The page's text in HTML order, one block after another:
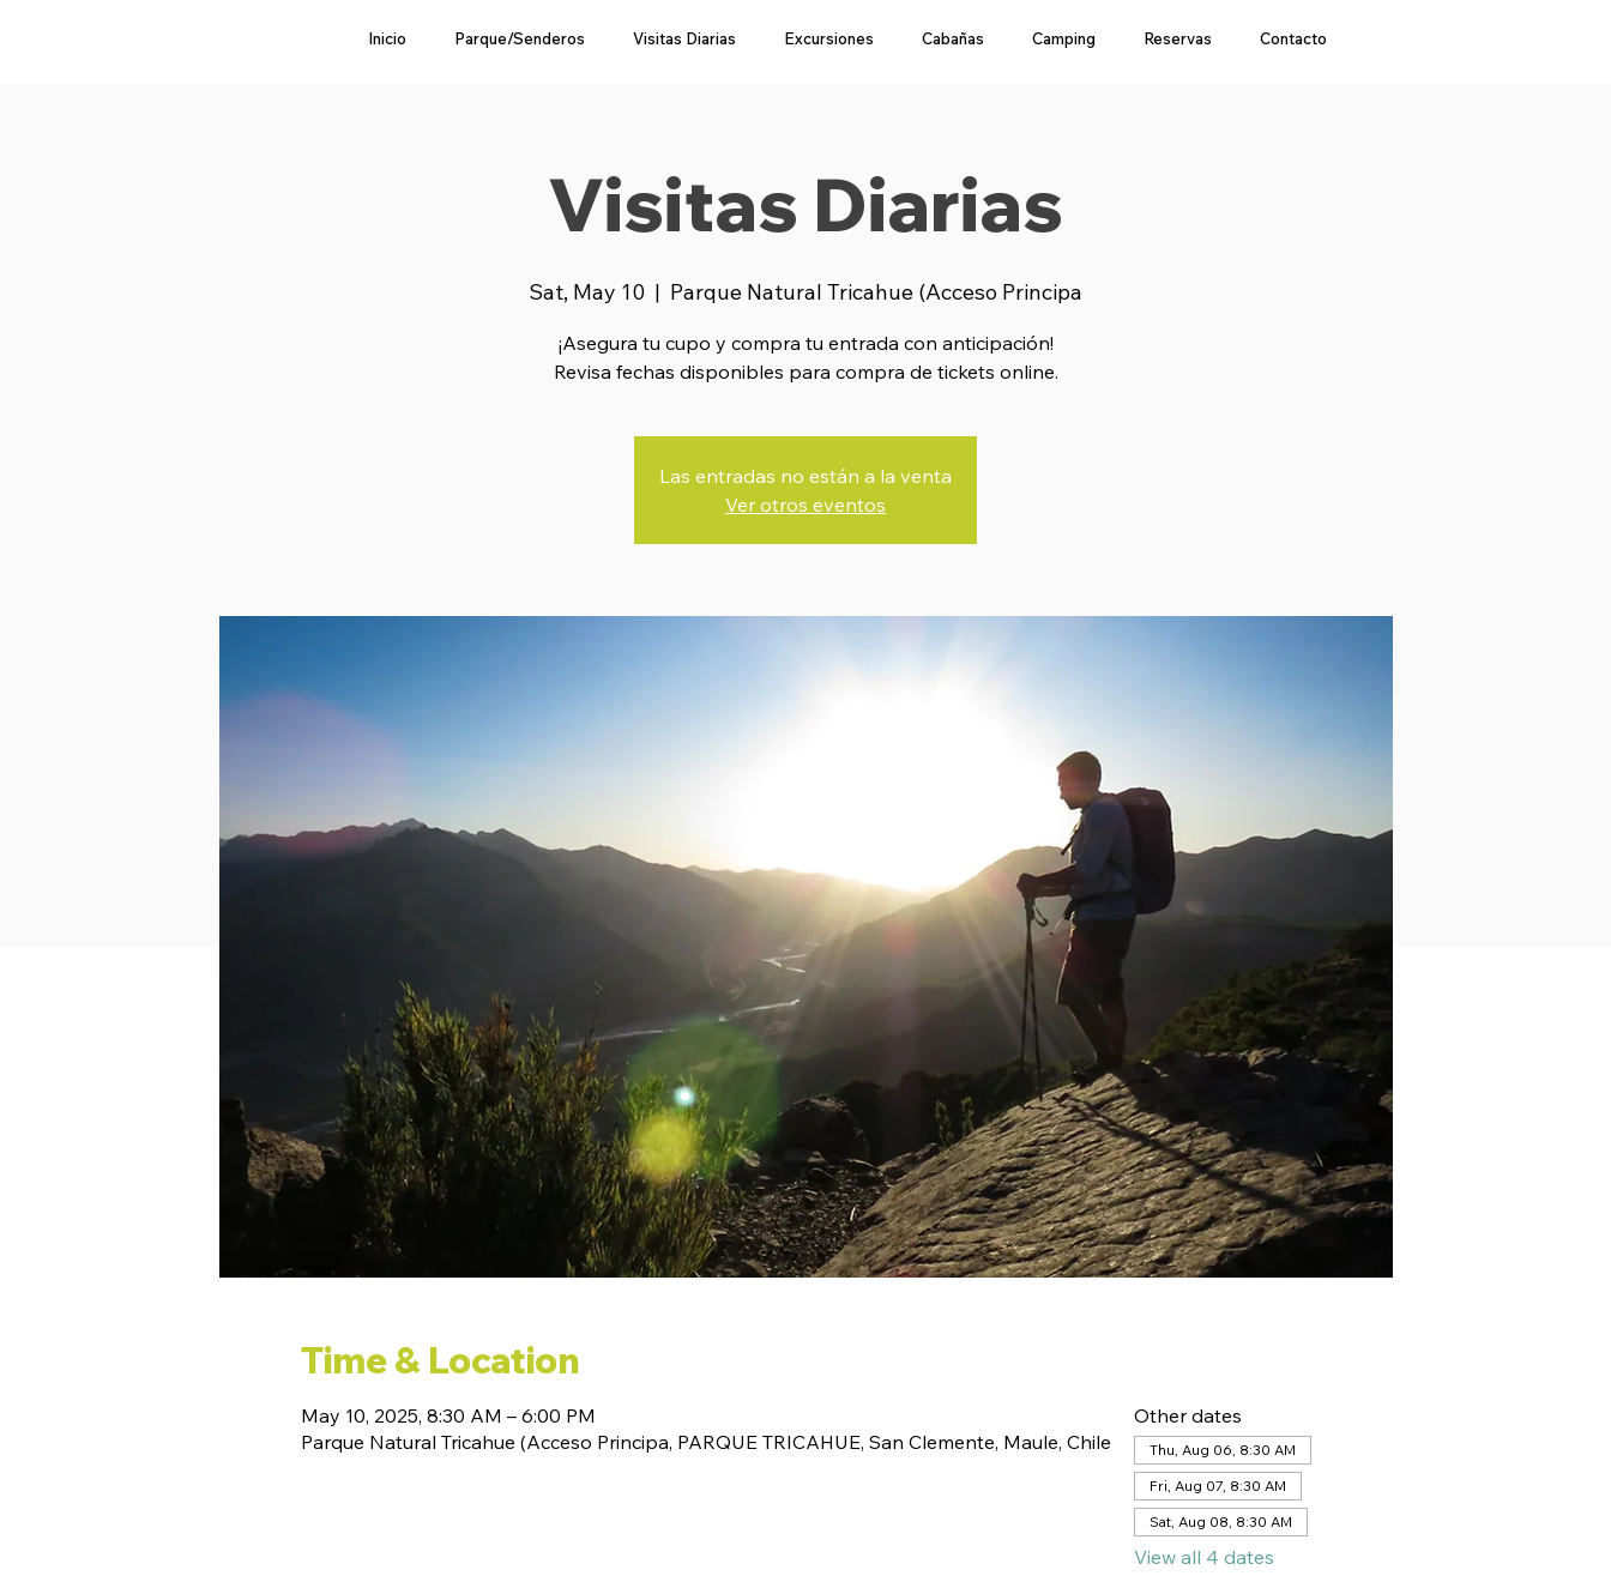
Inicio Parque/Senderos Visitas Diarias Excursiones Cabañas Camping Reservas Contacto
Visitas Diarias
Sat, May 10
  |
Parque Natural Tricahue (Acceso Principa
¡Asegura tu cupo y compra tu entrada con anticipación!
Revisa fechas disponibles para compra de tickets online.
Las entradas no están a la venta
Ver otros eventos
Time & Location
May 10, 2025, 8:30 AM – 6:00 PM
Parque Natural Tricahue (Acceso Principa, PARQUE TRICAHUE, San Clemente, Maule, Chile
Other dates
Thu, Aug 06, 8:30 AM
Fri, Aug 07, 8:30 AM
Sat, Aug 08, 8:30 AM
View all 4 dates